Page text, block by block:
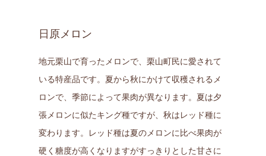
日原メロン
地元栗山で育ったメロンで、栗山町民に愛されて
いる特産品です。夏から秋にかけて収穫されるメ
ロンで、季節によって果肉が異なります。夏は夕
張メロンに似たキング種ですが、秋はレッド種に
変わります。レッド種は夏のメロンに比べ果肉が
硬く糖度が高くなりますがすっきりとした甘さに